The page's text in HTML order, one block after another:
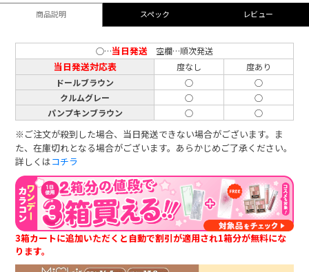
商品説明 スペック レビュー
○…当日発送 空欄…順次発送
当日発送対応表 度なし
度あり
ドールブラウン
○
○
クルムグレー
○
○
パンプキンブラウン
○ ○
※ご注文が殺到した場合、当日発送できない場合がございます。ま
た、在庫切れとなる場合がございます。あらかじめご了承ください。
詳しくはコチラ
3箱カートに追加いただくと自動で割引が適用され1箱分が無料にな
ります。